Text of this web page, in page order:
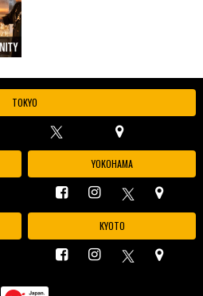
TOKYO
YOKOHAMA
KYOTO